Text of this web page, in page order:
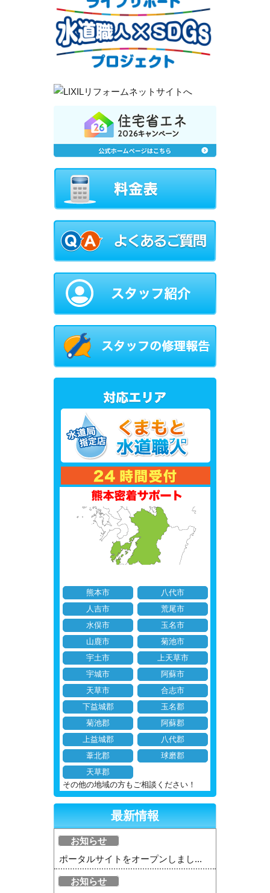
熊本市
八代市
人吉市
荒尾市
水俣市
玉名市
山鹿市
菊池市
宇土市
上天草市
宇城市
阿蘇市
天草市
合志市
下益城郡
玉名郡
菊池郡
阿蘇郡
上益城郡
八代郡
葦北郡
球磨郡
天草郡
その他の地域の方もご相談ください！
最新情報
お知らせ
ポータルサイトをオープンしまし...
お知らせ